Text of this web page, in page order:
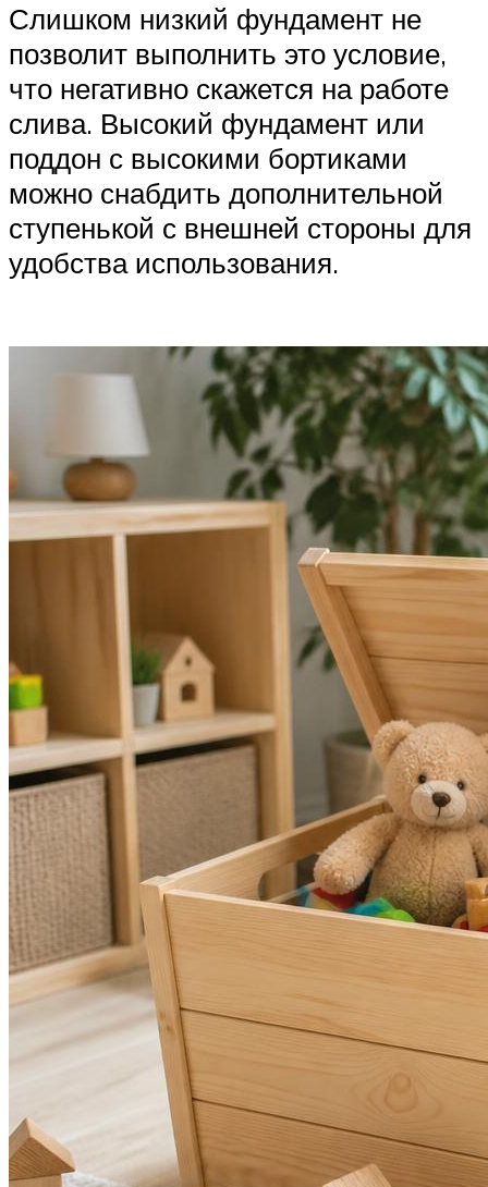
Слишком низкий фундамент не
позволит выполнить это условие,
что негативно скажется на работе
слива. Высокий фундамент или
поддон с высокими бортиками
можно снабдить дополнительной
ступенькой с внешней стороны для
удобства использования.